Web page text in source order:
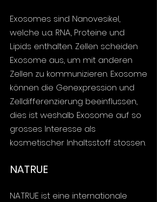
Exosomes sind Nanovesikel,
welche u.a. RNA, Proteine und
Lipids enthalten. Zellen scheiden
Exosome aus, um mit anderen
Zellen zu kommunizieren. Exosome
können die Genexpression und
Zelldifferenzierung beeinflussen,
dies ist weshalb Exosome auf so
grosses Interesse als
kosmetischer Inhaltsstoff stossen.
NATRUE
NATRUE ist eine internationale